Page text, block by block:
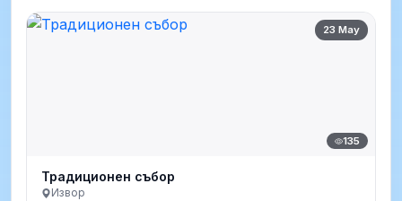
23 May
135
Традиционен събор
Извор